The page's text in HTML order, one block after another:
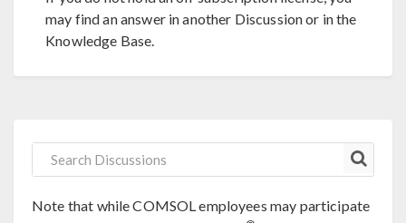
may find an answer in another Discussion or in the
Knowledge Base.
Note that while COMSOL employees may participate